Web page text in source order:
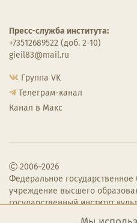
Пресс-служба института:
+73512689522 (доб. 2-10)
gieil83@mail.ru
Группа VK
Телеграм-канал
Канал в Макс
2006–2026
Федеральное
учреждение высшего
государственный институт